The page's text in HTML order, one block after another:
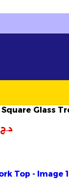
Square Glass
د.ج